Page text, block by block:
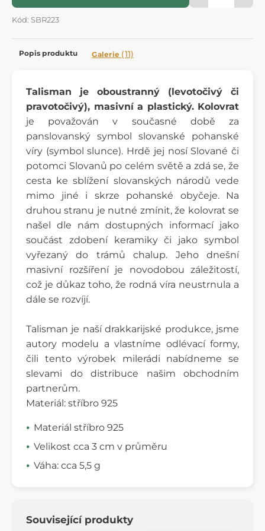
Kód: SBR223
Popis produktu Galerie (11)
Talisman je oboustranný (levotočivý či
pravotočivý), masivní a plastický. Kolovrat
je považován v současné době za
panslovanský symbol slovanské pohanské
víry (symbol slunce). Hrdě jej nosí Slované či
potomci Slovanů po celém světě a zdá se, že
cesta ke sblížení slovanských národů vede
mimo jiné i skrze pohanské obyčeje. Na
druhou stranu je nutné zmínit, že kolovrat se
našel dle nám dostupných informací jako
součást zdobení keramiky či jako symbol
vyřezaný do trámů chalup. Jeho dnešní
masivní rozšíření je novodobou záležitostí,
což je důkaz toho, že rodná víra neustrnula a
dále se rozvíjí.
Talisman je naší drakkarijské produkce, jsme
autory modelu a vlastníme odlévací formy,
čili tento výrobek milerádi nabídneme se
slevami do distribuce našim obchodním
partnerům.
Materiál: stříbro 925
Materiál stříbro 925
Velikost cca 3 cm v průměru
Váha: cca 5,5 g
Související produkty